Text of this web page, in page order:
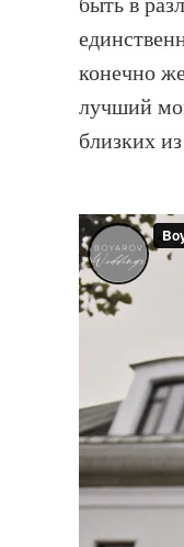
конечно
лучший
близких